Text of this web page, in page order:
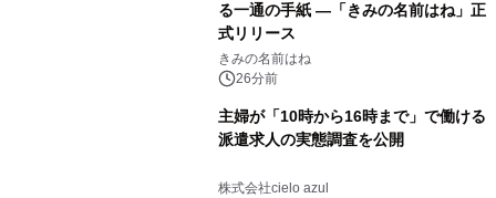
る一通の手紙 ―「きみの名前はね」正
式リリース
きみの名前はね
26分前
主婦が「10時から16時まで」で働ける
派遣求人の実態調査を公開
株式会社cielo azul